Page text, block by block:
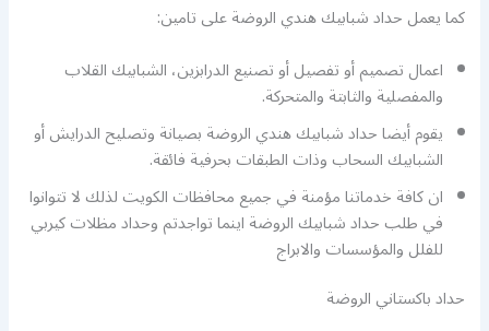
كما يعمل حداد شبابيك هندي الروضة على تامين:
اعمال تصميم أو تفصيل أو تصنيع الدرابزين، الشبابيك القلاب
والمفصلية والثابتة والمتحركة.
يقوم أيضا حداد شبابيك هندي الروضة بصيانة وتصليح الدرايش أو
الشبابيك السحاب وذات الطبقات بحرفية فائقة.
ان كافة خدماتنا مؤمنة في جميع محافظات الكويت لذلك لا تتوانوا
في طلب حداد شبابيك الروضة اينما تواجدتم وحداد مظلات كيربي
للفلل والمؤسسات والابراج
حداد باكستاني الروضة